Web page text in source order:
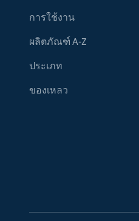
การใช้งาน
ผลิตภัณฑ์ A-Z
ประเภท
ของเหลว